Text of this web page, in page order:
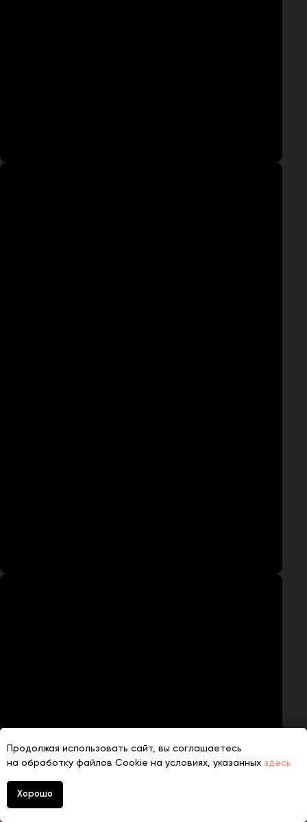
Продолжая использовать сайт, вы соглашаетесь
на обработку файлов Cookie на условиях, указанных здесь
Хорошо